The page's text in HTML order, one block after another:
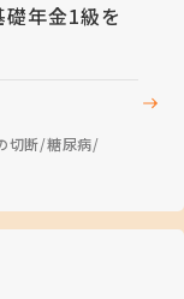
礎年金1級を
切断 糖尿病